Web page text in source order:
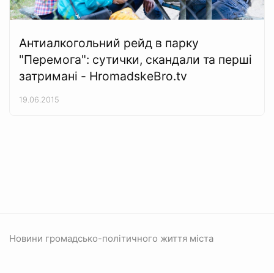
Антиалкогольний рейд в парку
"Перемога": сутички, скандали та перші
затримані - HromadskeBro.tv
19.06.2015
Новини громадсько-політичного життя міста